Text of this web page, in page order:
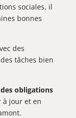
sociales, il
bonnes
des
tâches bien
obligations
jour et en